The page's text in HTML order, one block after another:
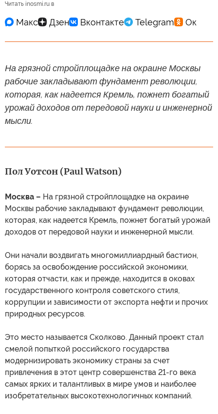
Читать inosmi.ru в
На грязной стройплощадке на окраине Москвы
рабочие закладывают фундамент революции,
которая, как надеется Кремль, пожнет богатый
урожай доходов от передовой науки и инженерной
мысли.
Пол Уотсон (Paul Watson)
Москва – На грязной стройплощадке на окраине
Москвы рабочие закладывают фундамент революции,
которая, как надеется Кремль, пожнет богатый урожай
доходов от передовой науки и инженерной мысли.
Они начали воздвигать многомиллиардный бастион,
борясь за освобождение российской экономики,
которая отчасти, как и прежде, находится в оковах
государственного контроля советского стиля,
коррупции и зависимости от экспорта нефти и прочих
природных ресурсов.
Это место называется Сколково. Данный проект стал
смелой попыткой российского государства
модернизировать экономику страны за счет
привлечения в этот центр совершенства 21-го века
самых ярких и талантливых в мире умов и наиболее
изобретательных высокотехнологичных компаний.